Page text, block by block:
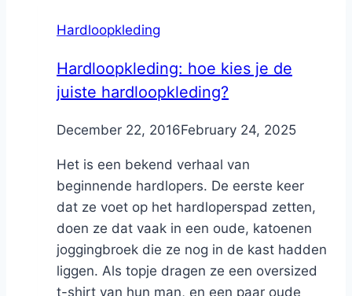
Hardloopkleding
Hardloopkleding: hoe kies je de
juiste hardloopkleding?
ByNicole
December 22, 2016February 24, 2025
Het is een bekend verhaal van
beginnende hardlopers. De eerste keer
dat ze voet op het hardloperspad zetten,
doen ze dat vaak in een oude, katoenen
joggingbroek die ze nog in de kast hadden
liggen. Als topje dragen ze een oversized
t-shirt van hun man, en een paar oude